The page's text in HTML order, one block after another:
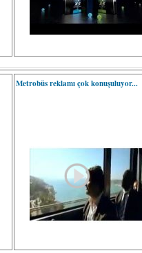
Metrobüs reklamı çok konuşuluyor...